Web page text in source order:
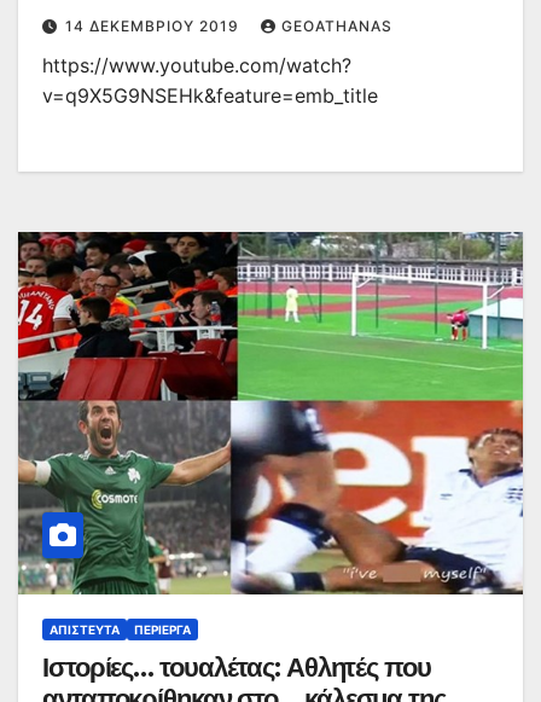
14 ΔΕΚΕΜΒΡΊΟΥ 2019 GEOATHANAS
https://www.youtube.com/watch?
v=q9X5G9NSEHk&feature=emb_title
ΑΠΊΣΤΕΥΤΑ ΠΕΡΊΕΡΓΑ
Ιστορίες… τουαλέτας: Αθλητές που